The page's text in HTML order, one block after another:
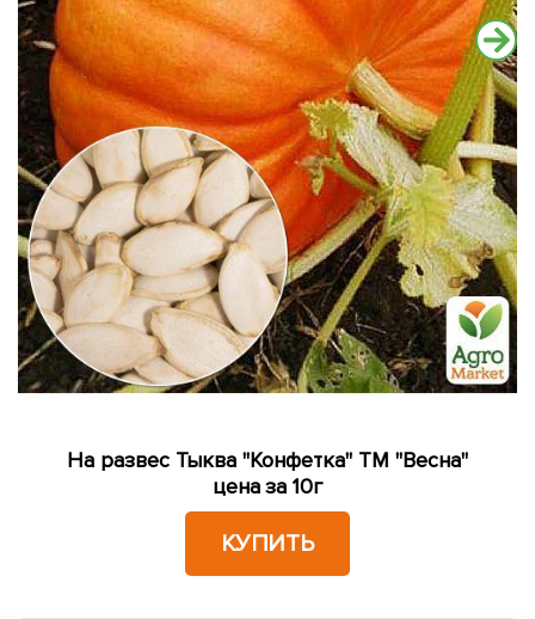
На развес Тыква "Конфетка" ТМ "Весна"
цена за 10г
КУПИТЬ